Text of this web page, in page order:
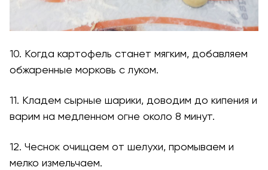
10. Когда картофель станет мягким, добавляем
обжаренные морковь с луком.
11. Кладем сырные шарики, доводим до кипения и
варим на медленном огне около 8 минут.
12. Чеснок очищаем от шелухи, промываем и
мелко измельчаем.